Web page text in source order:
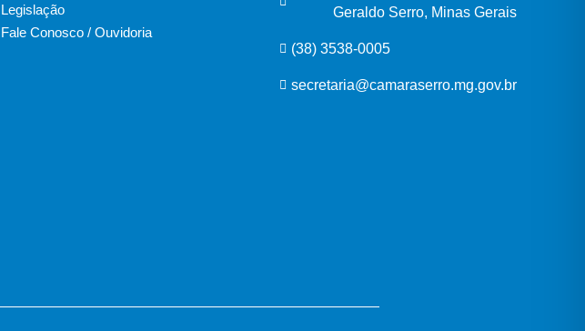
Legislação
Fale Conosco / Ouvidoria
Geraldo Serro, Minas Gerais
(38) 3538-0005
secretaria@camaraserro.mg.gov.br